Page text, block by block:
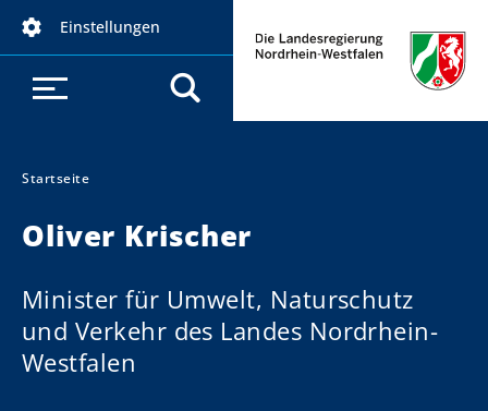
Einstellungen
Sie sind hier:
Startseite
Oliver Krischer
Minister für Umwelt, Naturschutz
und Verkehr des Landes Nordrhein-
Westfalen